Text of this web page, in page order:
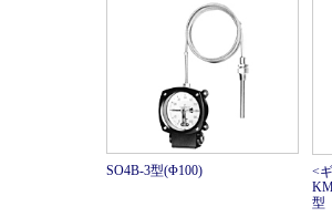
SO4B-3型(Φ100)
<
型